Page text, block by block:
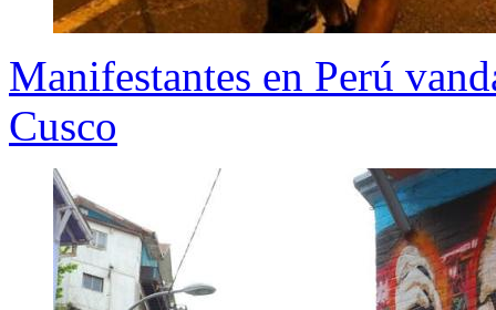
Manifestantes en Perú
Cusco